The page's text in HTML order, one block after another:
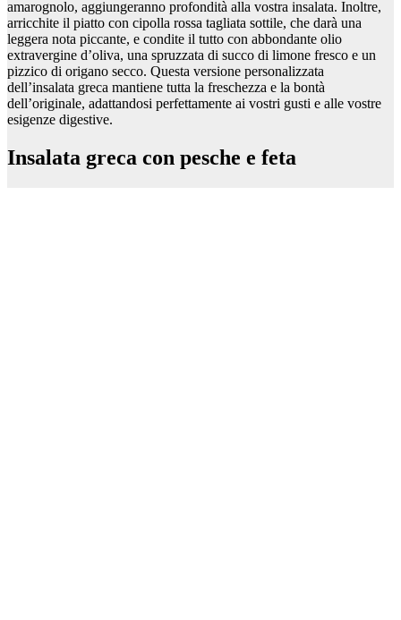
amarognolo, aggiungeranno profondità alla vostra insalata. Inoltre,
arricchite il piatto con cipolla rossa tagliata sottile, che darà una
leggera nota piccante, e condite il tutto con abbondante olio
extravergine d’oliva, una spruzzata di succo di limone fresco e un
pizzico di origano secco. Questa versione personalizzata
dell’insalata greca mantiene tutta la freschezza e la bontà
dell’originale, adattandosi perfettamente ai vostri gusti e alle vostre
esigenze digestive.
Insalata greca con pesche e feta